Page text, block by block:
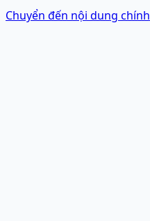
Chuyển đến nội dung chính